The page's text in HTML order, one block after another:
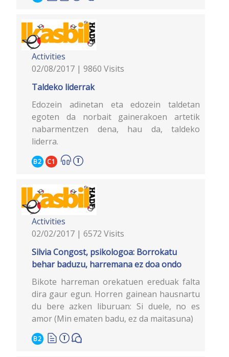
Activities
02/08/2017 | 9860 Visits
Taldeko liderrak
Edozein adinetan eta edozein taldetan
egoten da norbait gainerakoen artetik
nabarmentzen dena, hau da, taldeko
liderra.
B2 C1
Activities
02/02/2017 | 6572 Visits
Silvia Congost, psikologoa: Borrokatu
behar baduzu, harremana ez doa ondo
Bikote harreman orekatuen ereduak falta
dira gaur egun. Horren gainean hausnartu
du bere azken liburuan: Si duele, no es
amor (Min ematen badu, ez da maitasuna)
B2